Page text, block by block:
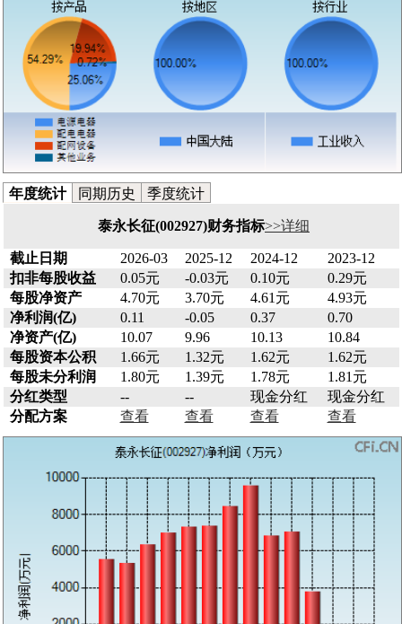
年度统计 同期历史 季度统计
泰永长征(002927)财务指标>>详细
截止日期 2026-03 2025-12 2024-12
2023-12
扣非每股收益
0.05元 -0.03元 0.10元
0.29元
每股净资产
4.70元 3.70元 4.61元
4.93元
净利润(亿)
0.11 -0.05 0.37
0.70
净资产(亿)
10.07 9.96 10.13
10.84
每股资本公积
1.66元 1.32元 1.62元
1.62元
每股未分利润
1.80元 1.39元 1.78元
1.81元
分红类型
-- -- 现金分红
现金分红
分配方案
查看 查看 查看 查看